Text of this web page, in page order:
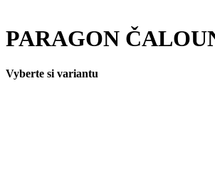
PARAGON
Vyberte si variantu